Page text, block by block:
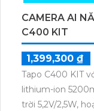
CAMERA AI
C400 KIT
1,399,300 ₫
Tapo C400 KIT
lithium-ion
trời 5,2V/2,5W,